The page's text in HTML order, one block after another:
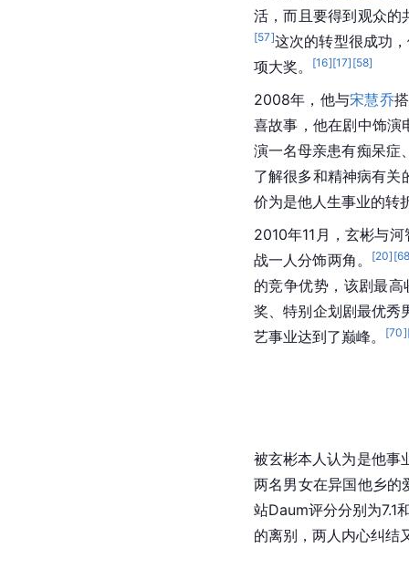
活，而且要得到观众的
[57]这次的转型很成功
项大奖。
[16][17] [58]
2008年，他与宋慧乔
喜故事，他在剧中饰演
演一名母亲患有痴呆症
了解很多和精神病有关
价为是他人生事业的转
2010年11月，玄彬与河
战一人分饰两角。
[20] [
的竞争优势，该剧最
奖、特别企划剧最优秀
艺事业达到了巅峰。
[70]